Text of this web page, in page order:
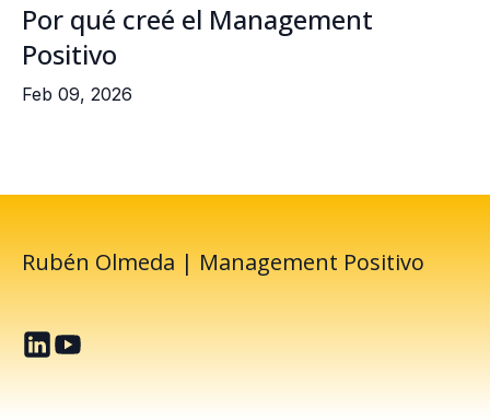
Por qué creé el Management
Positivo
Feb 09, 2026
Rubén Olmeda | Management Positivo